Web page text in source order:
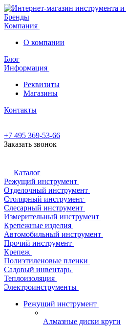
Бренды
Компания
О компании
Блог
Информация
Реквизиты
Магазины
Контакты
+7 495 369-53-66
Заказать звонок
Каталог
Режущий инструмент
Отделочный инструмент
Столярный инструмент
Слесарный инструмент
Измерительный инструмент
Крепежные изделия
Автомобильный инструмент
Прочий инструмент
Крепеж
Полиэтиленовые пленки
Садовый инвентарь
Теплоизоляция
Электроинструменты
Режущий инструмент
Алмазные диски круги